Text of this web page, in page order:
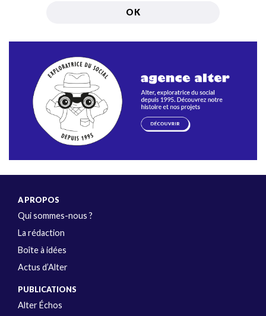
A PROPOS
Qui sommes-nous ?
La rédaction
Boîte à idées
Actus d’Alter
PUBLICATIONS
Alter Échos